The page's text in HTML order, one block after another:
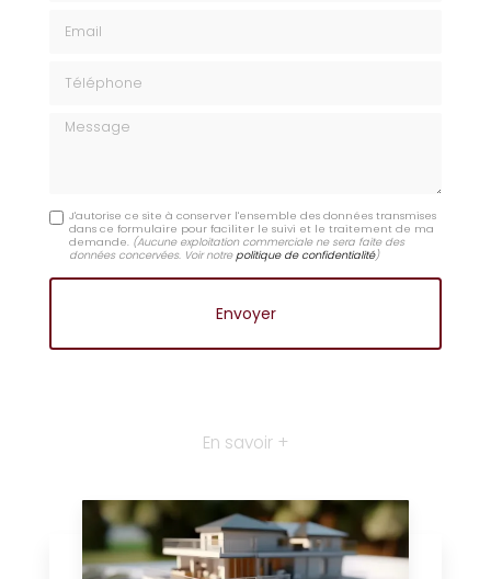
Message
J'autorise ce site à conserver l'ensemble des données transmises
dans ce formulaire pour faciliter le suivi et le traitement de ma
demande. (Aucune exploitation commerciale ne sera faite des
données concervées. Voir notrepolitique de confidentialité)
En savoir +